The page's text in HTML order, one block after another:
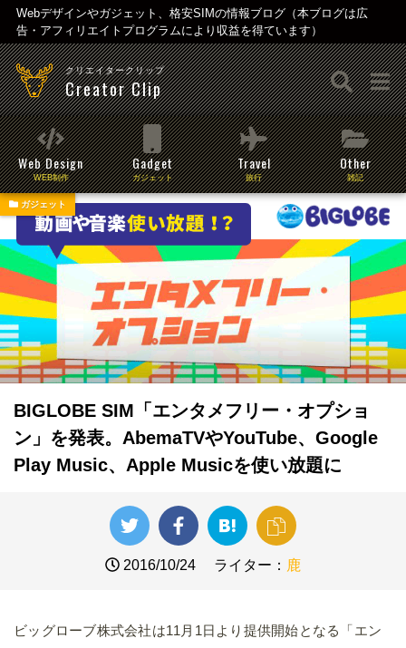
Webデザインやガジェット、格安SIMの情報ブログ（本ブログは広
告・アフィリエイトプログラムにより収益を得ています）
クリエイタークリップ
Creator Clip
Web Design
WEB制作
Gadget
ガジェット
Travel
旅行
Other
雑記
ガジェット
BIGLOBE SIM「エンタメフリー・オプショ
ン」を発表。AbemaTVやYouTube、Google
Play Music、Apple Musicを使い放題に
2016/10/24 ライター： 鹿
ビッグローブ株式会社は11月1日より提供開始となる「エン